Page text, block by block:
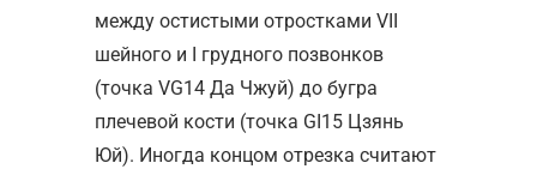
между остистыми отростками VII
шейного и I грудного позвонков
(точка VG14 Да Чжуй) до бугра
плечевой кости (точка GI15 Цзянь
Юй). Иногда концом отрезка считают